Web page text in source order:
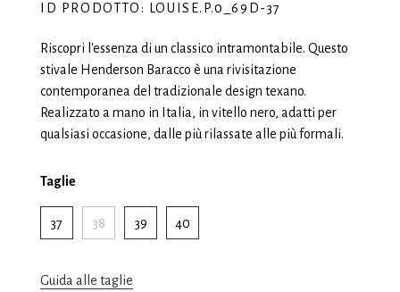
ID PRODOTTO: LOUISE.P.0_69D-37
Riscopri l'essenza di un classico intramontabile. Questo
stivale Henderson Baracco è una rivisitazione
contemporanea del tradizionale design texano.
Realizzato a mano in Italia, in vitello nero, adatti per
qualsiasi occasione, dalle più rilassate alle più formali.
Taglie
37 38 39 40
Guida alle taglie